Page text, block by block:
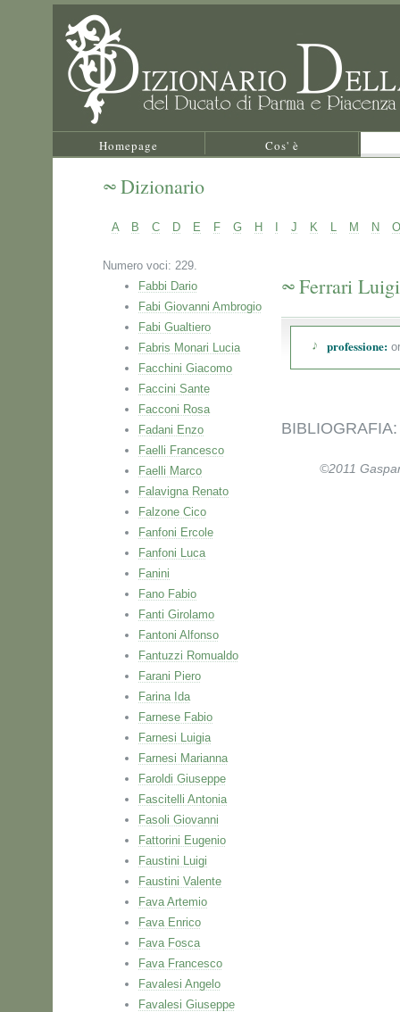
Homepage Cos' è
Dizionario
A B C D E F G H J K L M N O
Numero voci: 229.
Fabbi Dario
Fabi Giovanni Ambrogio
Fabi Gualtiero
Fabris Monari Lucia
Facchini Giacomo
Faccini Sante
Facconi Rosa
Fadani Enzo
Faelli Francesco
Faelli Marco
Falavigna Renato
Falzone Cico
Fanfoni Ercole
Fanfoni Luca
Fanini
Fano Fabio
Fanti Girolamo
Fantoni Alfonso
Fantuzzi Romualdo
Farani Piero
Farina Ida
Farnese Fabio
Farnesi Luigia
Farnesi Marianna
Faroldi Giuseppe
Fascitelli Antonia
Fasoli Giovanni
Fattorini Eugenio
Faustini Luigi
Faustini Valente
Fava Artemio
Fava Enrico
Fava Fosca
Fava Francesco
Favalesi Angelo
Favalesi Giuseppe
Ferrari Luigi
professione:
©2011